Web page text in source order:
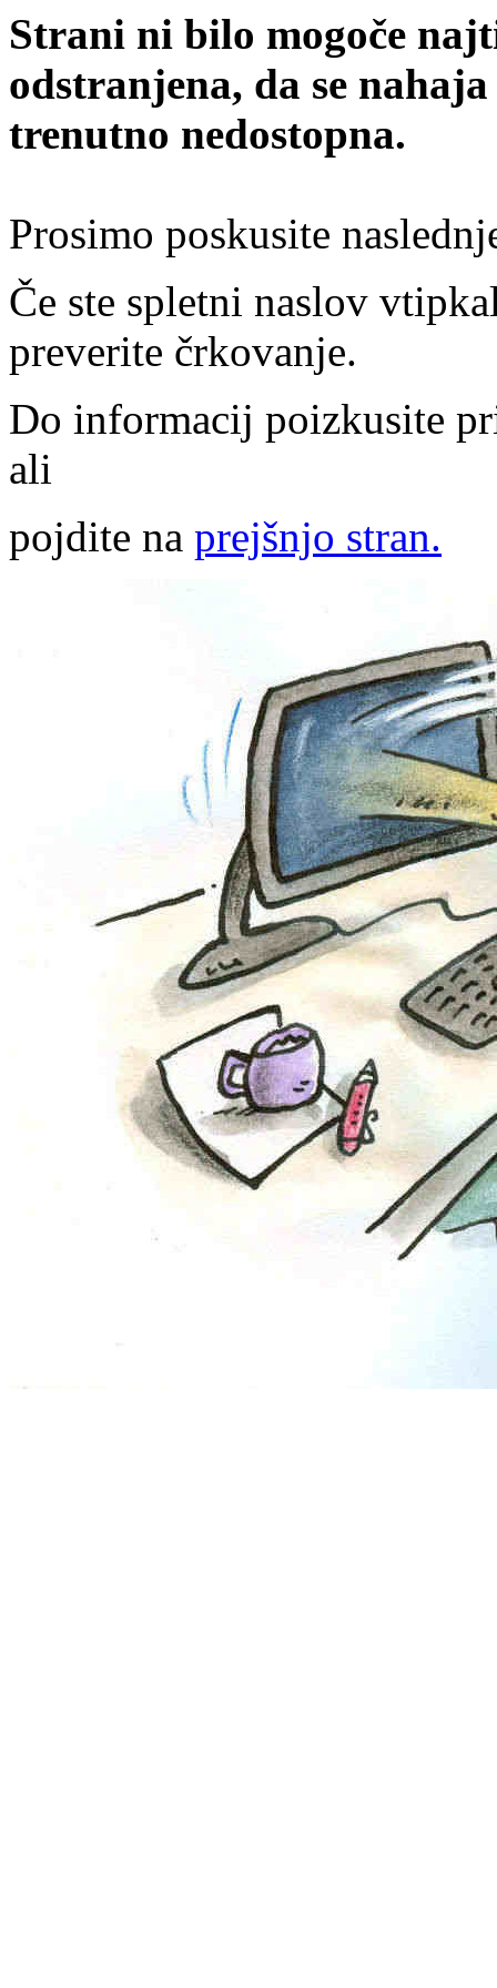
Strani ni bilo mogoče
odstranjena, da se
trenutno nedostopna.
Prosimo poskusite
Če ste spletni naslov
preverite črkovanje.
Do informacij poizkusite
ali
pojdite na prejšnjo stran.